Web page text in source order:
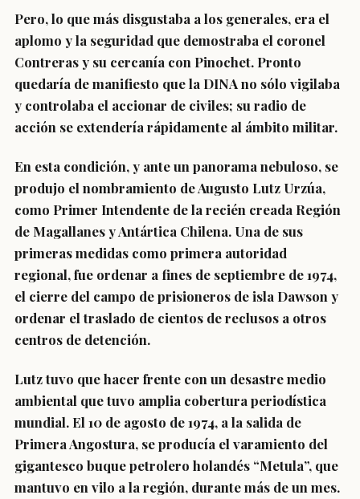
Pero, lo que más disgustaba a los generales, era el
aplomo y la seguridad que demostraba el coronel
Contreras y su cercanía con Pinochet. Pronto
quedaría de manifiesto que la DINA no sólo vigilaba
y controlaba el accionar de civiles; su radio de
acción se extendería rápidamente al ámbito militar.
En esta condición, y ante un panorama nebuloso, se
produjo el nombramiento de Augusto Lutz Urzúa,
como Primer Intendente de la recién creada Región
de Magallanes y Antártica Chilena. Una de sus
primeras medidas como primera autoridad
regional, fue ordenar a fines de septiembre de 1974,
el cierre del campo de prisioneros de isla Dawson y
ordenar el traslado de cientos de reclusos a otros
centros de detención.
Lutz tuvo que hacer frente con un desastre medio
ambiental que tuvo amplia cobertura periodística
mundial. El 10 de agosto de 1974, a la salida de
Primera Angostura, se producía el varamiento del
gigantesco buque petrolero holandés “Metula”, que
mantuvo en vilo a la región, durante más de un mes.